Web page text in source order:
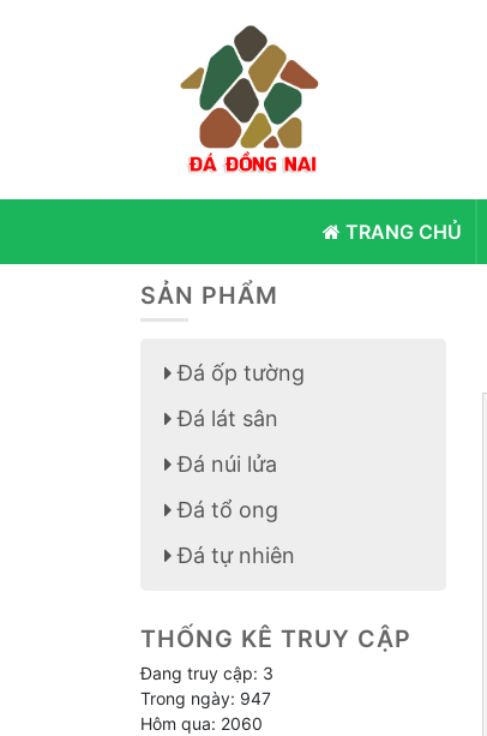
TRANG CHỦ
SẢN PHẨM
Đá ốp tường
Đá lát sân
Đá núi lửa
Đá tổ ong
Đá tự nhiên
THỐNG KÊ TRUY CẬP
Đang truy cập: 3
Trong ngày: 947
Hôm qua: 2060